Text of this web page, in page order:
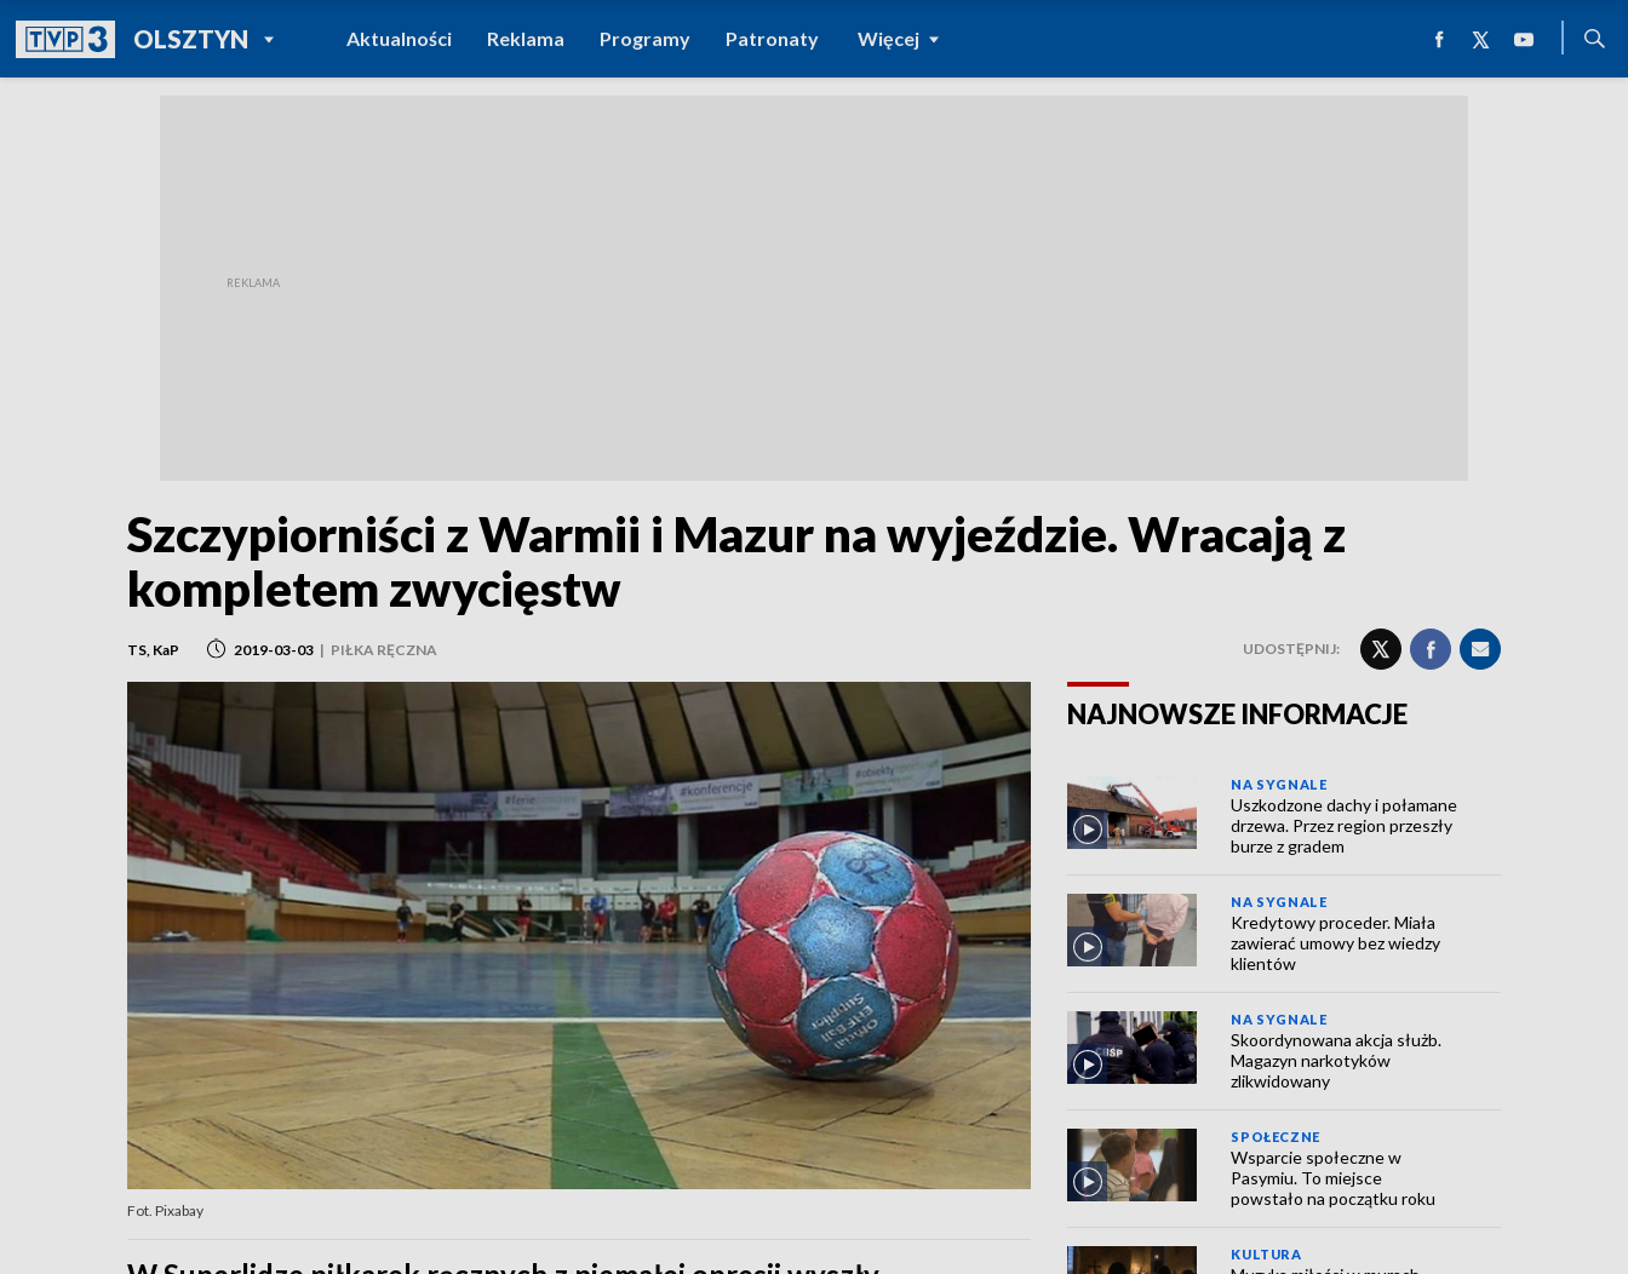
OLSZTYNPOWRÓT DO
TVP REGIONY
Aktualności Reklama Programy Patronaty Więcej
Szczypiorniści z Warmii i Mazur na wyjeździe. Wracają z
kompletem zwycięstw
TS, KaP 2019-03-03 | PIŁKA RĘCZNA UDOSTĘPNIJ:
Fot. Pixabay
NAJNOWSZE INFORMACJE
NA SYGNALE
Uszkodzone dachy i połamane
drzewa. Przez region przeszły
burze z gradem
NA SYGNALE
Kredytowy proceder. Miała
zawierać umowy bez wiedzy
klientów
NA SYGNALE
Skoordynowana akcja służb.
Magazyn narkotyków
zlikwidowany
SPOŁECZNE
Wsparcie społeczne w
Pasymiu. To miejsce
powstało na początku roku
KULTURA